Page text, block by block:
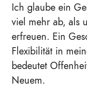
Ich glaube ein
viel mehr ab, als
erfreuen. Ein
Flexibilität in
bedeutet
Neuem.